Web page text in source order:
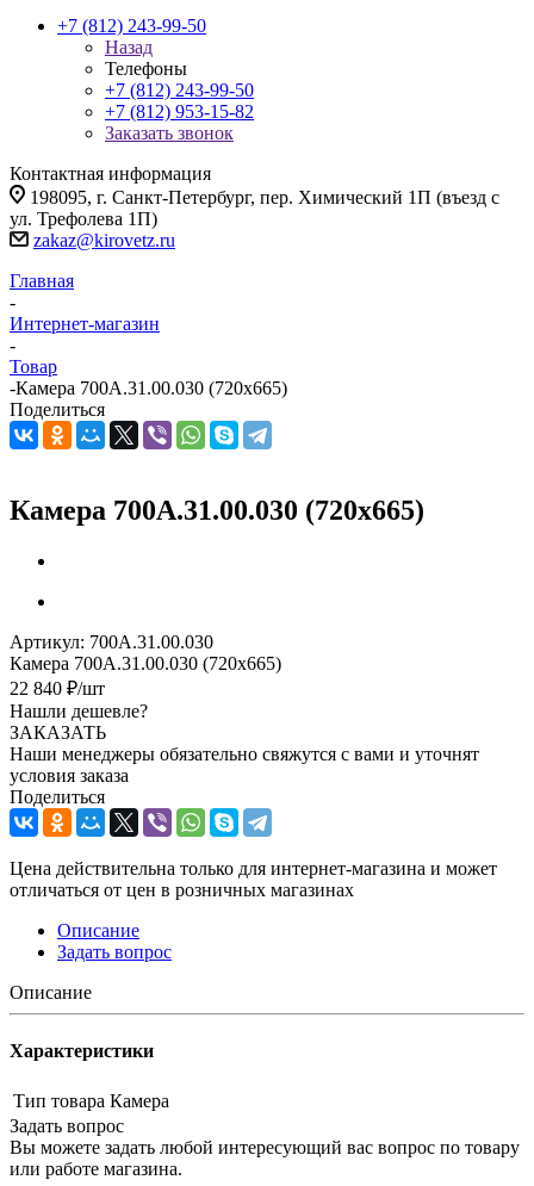
+7 (812) 243-99-50
Назад
Телефоны
+7 (812) 243-99-50
+7 (812) 953-15-82
Заказать звонок
Контактная информация
198095, г. Санкт-Петербург, пер. Химический 1П (въезд с
ул. Трефолева 1П)
zakaz@kirovetz.ru
Главная
-
Интернет-магазин
-
Товар
-Камера 700А.31.00.030 (720х665)
Поделиться
Камера 700А.31.00.030 (720х665)
Артикул: 700А.31.00.030
Камера 700А.31.00.030 (720х665)
22 840 ₽/шт
Нашли дешевле?
ЗАКАЗАТЬ
Наши менеджеры обязательно свяжутся с вами и уточнят
условия заказа
Поделиться
Цена действительна только для интернет-магазина и может
отличаться от цен в розничных магазинах
Описание
Задать вопрос
Описание
Характеристики
Тип товара Камера
Задать вопрос
Вы можете задать любой интересующий вас вопрос по товару
или работе магазина.